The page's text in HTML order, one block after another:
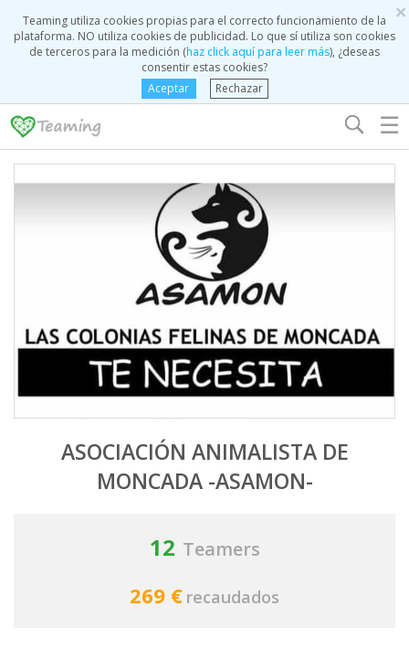
×
Teaming utiliza cookies propias para el correcto funcionamiento de la
plataforma. NO utiliza cookies de publicidad. Lo que sí utiliza son cookies
de terceros para la medición (haz click aquí para leer más), ¿deseas
consentir estas cookies?
Aceptar
Rechazar
☰
ASOCIACIÓN ANIMALISTA DE
MONCADA -ASAMON-
12 Teamers
269 € recaudados